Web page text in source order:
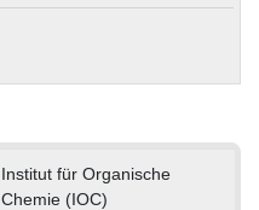
Institut für Organische
Chemie (IOC)